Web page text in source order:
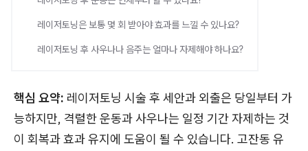
레이저토닝은 보통 몇 회 받아야 효과를 느낄 수 있나요?
레이저토닝 후 사우나나 음주는 얼마나 자제해야 하나요?
핵심 요약: 레이저토닝 시술 후 세안과 외출은 당일부터 가
능하지만, 격렬한 운동과 사우나는 일정 기간 자제하는 것
이 회복과 효과 유지에 도움이 될 수 있습니다. 고잔동 유